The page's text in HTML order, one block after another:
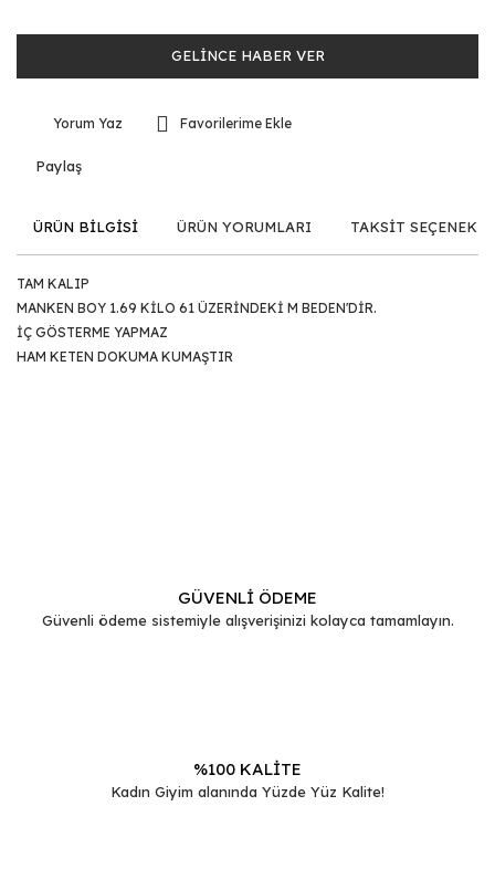
GELİNCE HABER VER
Yorum Yaz
Paylaş
ÜRÜN BİLGİSİ ÜRÜN YORUMLARI TAKSİT
TAM KALIP
MANKEN BOY 1.69 KİLO 61 ÜZERİNDEKİ M BEDEN'DİR.
İÇ GÖSTERME YAPMAZ
HAM KETEN DOKUMA KUMAŞTIR
Ürün bilgilerinde hatalar bulunuyor.
GÜVENLİ ÖDEME
Güvenli ödeme sistemiyle alışverişinizi kolayca tamamlayın.
%100 KALİTE
Kadın Giyim alanında Yüzde Yüz Kalite!